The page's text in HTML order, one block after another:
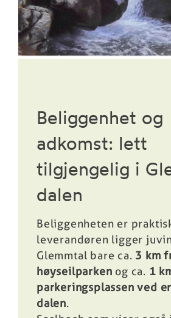
Beliggenhet og
adkomst: lett
tilgjengelig i
dalen
Beliggenheten er
leverandøren ligger
Glemmtal bare ca. 3 km
høyseilparken og ca. 1
parkeringsplassen ved
dalen.